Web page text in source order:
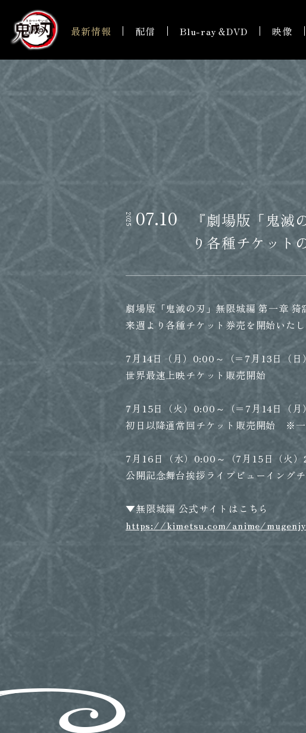
最新情報
配信 Blu-ray＆DVD 映像
2025 07.10
『劇場版「鬼
り各種チケット
劇場版「鬼滅の刃」無限城編 第一章 猗
来週より各種チケット券売を開始いたし
7月14日（月）0:00～（＝7月13日（日
世界最速上映チケット販売開始
7月15日（火）0:00～（＝7月14日（月
初日以降通常回チケット販売開始 ※一
7月16日（水）0:00～（7月15日（火）
公開記念舞台挨拶ライブビューイン
▼無限城編 公式サイトはこちら
https://kimetsu.com/anime/